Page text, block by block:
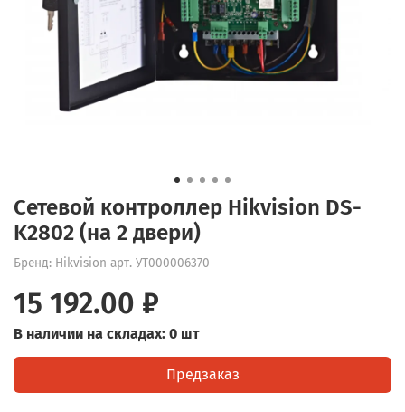
Сетевой контроллер Hikvision DS-
K2802 (на 2 двери)
Бренд: Hikvision арт. УТ000006370
15 192.00 ₽
В наличии на складах: 0 шт
Предзаказ